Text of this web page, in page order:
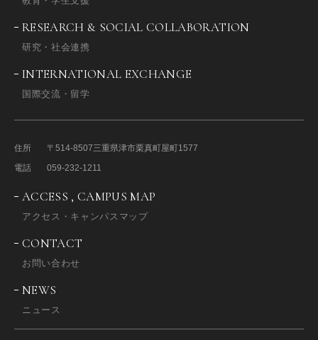
RESEARCH & SOCIAL COLLABORATION
研究・社会連携
INTERNATIONAL EXCHANGE
国際交流・留学
住所 〒514-8507三重県津市栗真町屋町1577
電話
059-232-1211
ACCESS , CAMPUS MAP
アクセス・キャンパスマップ
CONTACT
お問い合わせ
NEWS
ニュース